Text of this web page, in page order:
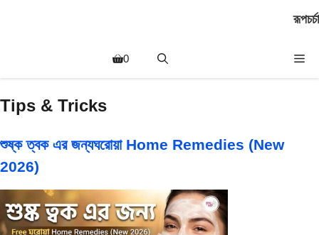
রূপচর্চা
0
Tips & Tricks
শুষ্ক ত্বক এর জন্যঘরোয়া Home Remedies (New
2026)